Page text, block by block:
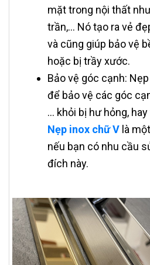
mặt trong nội thất
trần,… Nó tạo ra vẻ
và cũng giúp bảo vệ
hoặc bị trầy xước.
Bảo vệ góc cạnh:
để bảo vệ các góc
… khỏi bị hư hỏng,
Nẹp inox chữ V là
nếu bạn có nhu cầu
đích này.